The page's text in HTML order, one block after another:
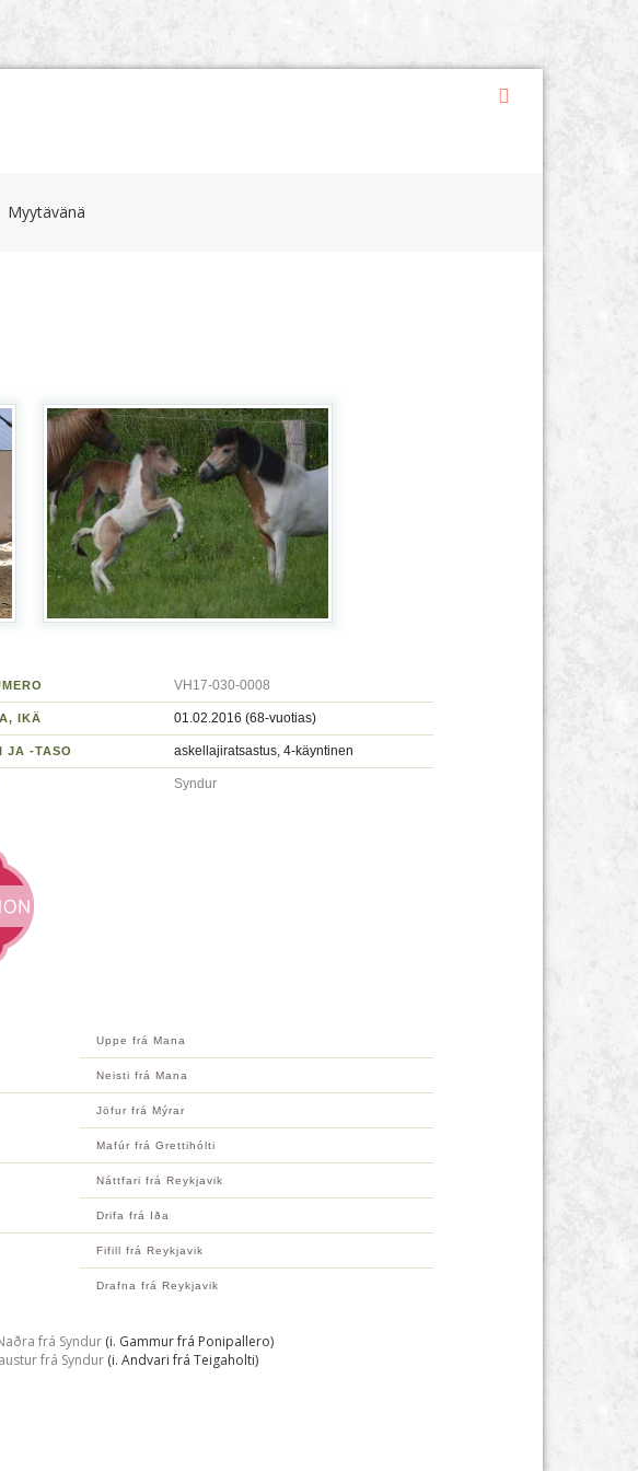
Myytävänä
VH17-030-0008
IKÄ 01.02.2016 (68-vuotias)
JA -TASO askellajiratsastus, 4-käyntinen
Syndur
Uppe frá Mana
Neisti frá Mana
Jöfur frá Mýrar
Mafúr frá Grettihólti
Náttfari frá Reykjavik
Drifa frá Iða
Fifill frá Reykjavik
Drafna frá Reykjavik
frá Syndur (i. Gammur frá Ponipallero)
frá Syndur (i. Andvari frá Teigaholti)